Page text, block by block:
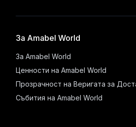
За Amabel World
За Amabel World
Ценности на Amabel World
Прозрачност на Веригата за
Събития на Amabel World